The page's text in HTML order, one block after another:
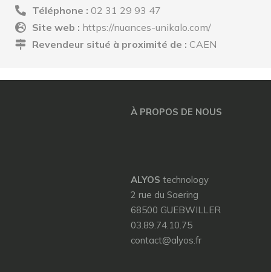
Téléphone : 02 31 29 93 47
Site web : https://nuances-unikalo.com/
Revendeur situé à proximité de : CAEN
À PROPOS DE NOUS
ALYOS technology
2 rue du Saering
68500 GUEBWILLER
03.89.74.10.75
contact@alyos.fr